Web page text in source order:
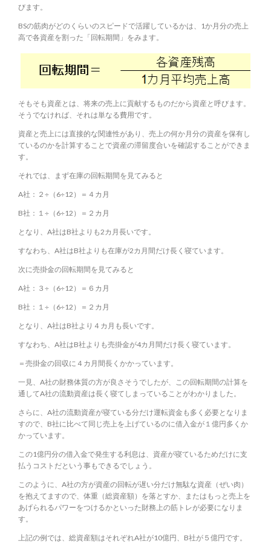
びます。
BSの筋肉がどのくらいのスピードで活躍しているかは、1か月分の売上
高で各資産を割った「回転期間」をみます。
そもそも資産とは、将来の売上に貢献するものだから資産と呼びます。
そうでなければ、それは単なる費用です。
資産と売上には直接的な関連性があり、売上の何か月分の資産を保有し
ているのかを計算することで資産の滞留度合いを確認することができま
す。
それでは、まず在庫の回転期間を見てみると
A社：２÷（6÷12）＝４カ月
B社：１÷（6÷12）＝２カ月
となり、A社はB社よりも2カ月長いです。
すなわち、A社はB社よりも在庫が2カ月間だけ長く寝ています。
次に売掛金の回転期間を見てみると
A社：３÷（6÷12）＝６カ月
B社：１÷（6÷12）＝２カ月
となり、A社はB社より４カ月も長いです。
すなわち、A社はB社よりも売掛金が4カ月間だけ長く寝ています。
＝売掛金の回収に４カ月間長くかかっています。
一見、A社の財務体質の方が良さそうでしたが、この回転期間の計算を
通してA社の流動資産は長く寝てしまっていることがわかりました。
さらに、A社の流動資産が寝ている分だけ運転資金も多く必要となりま
すので、B社に比べて同じ売上を上げているのに借入金が１億円多くか
かっています。
この1億円分の借入金で発生する利息は、資産が寝ているためだけに支
払うコストだという事もできるでしょう。
このように、A社の方が資産の回転が遅い分だけ無駄な資産（ぜい肉）
を抱えてますので、体重（総資産額）を落とすか、またはもっと売上を
あげられるパワーをつけるかといった財務上の筋トレが必要になりま
す。
上記の例では、総資産額はそれぞれA社が10億円、B社が５億円です。